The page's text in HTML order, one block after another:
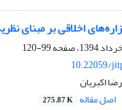
اخلاقی بر مبنای
99-120
10.22059/
اکبریان
اصل مقاله 275.87 K